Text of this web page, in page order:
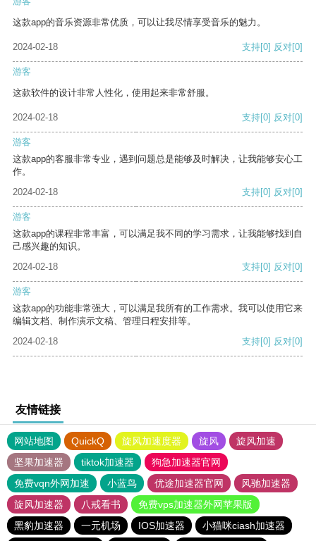
这款app的音乐资源非常优质，可以让我尽情享受音乐的魅力。
2024-02-18 支持[0] 反对[0]
游客
这款软件的设计非常人性化，使用起来非常舒服。
2024-02-18 支持[0] 反对[0]
游客
这款app的客服非常专业，遇到问题总是能够及时解决，让我能够安心工
作。
2024-02-18
支持[0] 反对[0]
游客
这款app的课程非常丰富，可以满足我不同的学习需求，让我能够找到自
己感兴趣的知识。
2024-02-18
支持[0] 反对[0]
游客
这款app的功能非常强大，可以满足我所有的工作需求。我可以使用它来
编辑文档、制作演示文稿、管理日程安排等。
2024-02-18
支持[0] 反对[0]
友情链接
网站地图 QuickQ 旋风加速度器 旋风
旋风加速
坚果加速器
tiktok加速器
狗急加速器官网
免费vqn外网加速
小蓝鸟 优途加速器官网
风驰加速器
旋风加速器
八戒看书
免费vps加速器外网苹果版
黑豹加速器
一元机场 IOS加速器 小猫咪ciash加速器